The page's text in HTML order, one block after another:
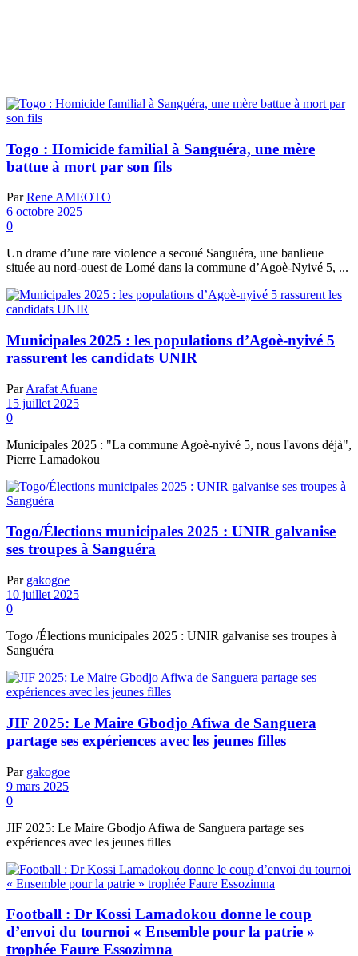
Togo : Homicide familial à Sanguéra, une mère
battue à mort par son fils
Par Rene AMEOTO
6 octobre 2025
0
Un drame d’une rare violence a secoué Sanguéra, une banlieue
située au nord-ouest de Lomé dans la commune d’Agoè-Nyivé 5, ...
Municipales 2025 : les populations d’Agoè-nyivé 5
rassurent les candidats UNIR
Par Arafat Afuane
15 juillet 2025
0
Municipales 2025 : "La commune Agoè-nyivé 5, nous l'avons déjà",
Pierre Lamadokou
Togo/Élections municipales 2025 : UNIR galvanise
ses troupes à Sanguéra
Par gakogoe
10 juillet 2025
0
Togo /Élections municipales 2025 : UNIR galvanise ses troupes à
Sanguéra
JIF 2025: Le Maire Gbodjo Afiwa de Sanguera
partage ses expériences avec les jeunes filles
Par gakogoe
9 mars 2025
0
JIF 2025: Le Maire Gbodjo Afiwa de Sanguera partage ses
expériences avec les jeunes filles
Football : Dr Kossi Lamadokou donne le coup
d’envoi du tournoi « Ensemble pour la patrie »
trophée Faure Essozimna